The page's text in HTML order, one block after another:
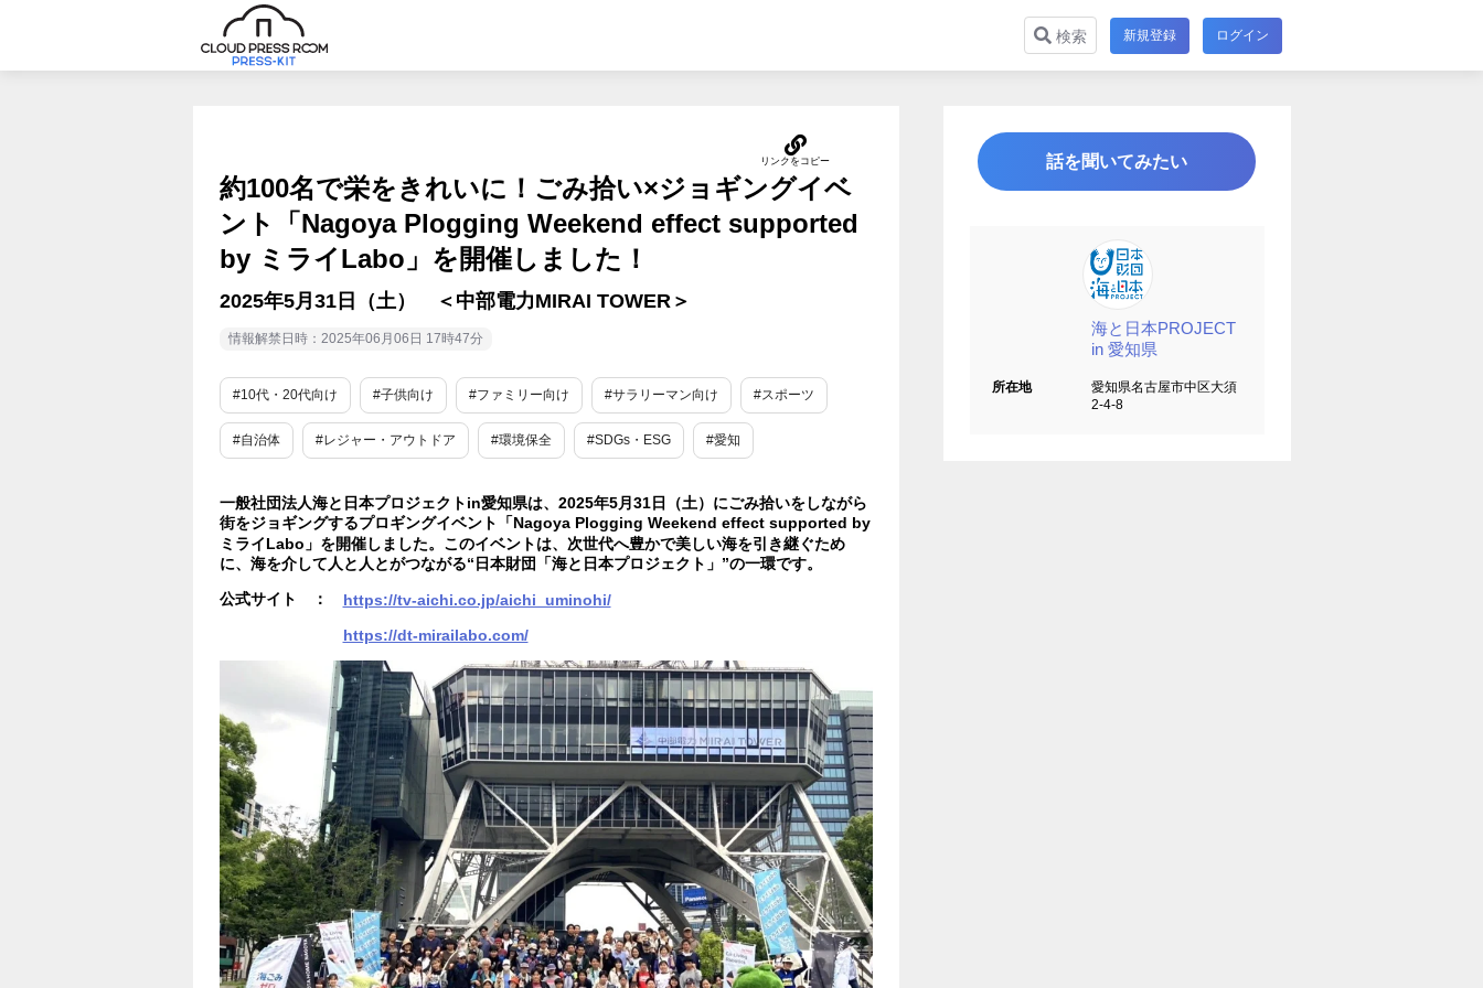
検索 新規登録 ログイン
約100名で栄をきれいに！ごみ拾い×ジョギングイベ
ント「Nagoya Plogging Weekend effect supported
by ミライLabo」を開催しました！
2025年5月31日（土） ＜中部電力MIRAI TOWER＞
情報解禁日時：2025年06月06日 17時47分
#10代・20代向け #子供向け #ファミリー向け #サラリーマン向け #スポーツ
#自治体 #レジャー・アウトドア #環境保全 #SDGs・ESG #愛知
一般社団法人海と日本プロジェクトin愛知県は、2025年5月31日（土）にごみ拾いをしながら
街をジョギングするプロギングイベント「Nagoya Plogging Weekend effect supported by
ミライLabo」を開催しました。このイベントは、次世代へ豊かで美しい海を引き継ぐため
に、海を介して人と人とがつながる“日本財団「海と日本プロジェクト」”の一環です。
公式サイト ： https://tv-aichi.co.jp/aichi_uminohi/
https://dt-mirailabo.com/
話を聞いてみたい
海と日本PROJECT
in 愛知県
所在地
愛知県名古屋市中区大須
2-4-8